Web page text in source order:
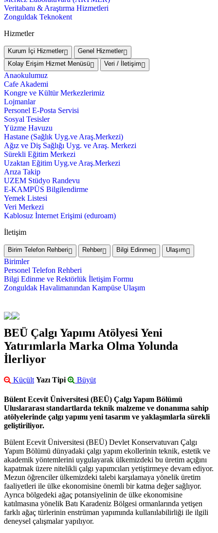
Veritabanı & Araştırma Hizmetleri
Zonguldak Teknokent
Hizmetler
Kurum İçi Hizmetler
Genel Hizmetler
Kolay Erişim Hizmet Menüsü
Veri / İletişim
Anaokulumuz
Cafe Akademi
Kongre ve Kültür Merkezlerimiz
Lojmanlar
Personel E-Posta Servisi
Sosyal Tesisler
Yüzme Havuzu
Hastane (Sağlık Uyg.ve Araş.Merkezi)
Ağız ve Diş Sağlığı Uyg. ve Araş. Merkezi
Sürekli Eğitim Merkezi
Uzaktan Eğitim Uyg.ve Araş.Merkezi
Arıza Takip
UZEM Stüdyo Randevu
E-KAMPÜS Bilgilendirme
Yemek Listesi
Veri Merkezi
Kablosuz İnternet Erişimi (eduroam)
İletişim
Birim Telefon Rehberi Rehber Bilgi Edinme Ulaşım
Birimler
Personel Telefon Rehberi
Bilgi Edinme ve Rektörlük İletişim Formu
Zonguldak Havalimanından Kampüse Ulaşım
BEÜ Çalgı Yapımı Atölyesi Yeni
Yatırımlarla Marka Olma Yolunda
İlerliyor
Küçült Yazı Tipi Büyüt
Bülent Ecevit Üniversitesi (BEÜ) Çalgı Yapım Bölümü
Uluslararası standartlarda teknik malzeme ve donanıma sahip
atölyelerinde çalgı yapımı yeni tasarım ve yaklaşımlarla sürekli
geliştiriliyor.
Bülent Ecevit Üniversitesi (BEÜ) Devlet Konservatuvarı Çalgı
Yapım Bölümü dünyadaki çalgı yapım ekollerinin teknik, estetik ve
akademik yöntemlerini uygulayarak ülkemizdeki bu üretim açığını
kapatmak üzere nitelikli çalgı yapımcıları yetiştirmeye devam ediyor.
Mezun öğrenciler ülkemizdeki talebi karşılamaya yönelik üretim
faaliyetleri ile ülke ekonomisine önemli bir katma değer sağlıyor.
Ayrıca bölgedeki ağaç potansiyelinin de ülke ekonomisine
katılmasına yönelik Batı Karadeniz Bölgesi ormanlarında yetişen
farklı ağaç türlerinin enstrüman yapımında kullanılabilirliği ile ilgili
deneysel çalışmalar yapılıyor.